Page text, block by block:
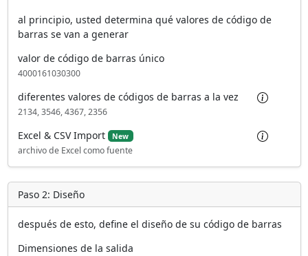
y
V
i
e
o
al principio, usted determina qué valores de código de
barras se van a generar
valor de código de barras único
4000161030300
diferentes valores de códigos de barras a la vez
2134, 3546, 4367, 2356
Excel & CSV Import New
archivo de Excel como fuente
Paso 2: Diseño
después de esto, define el diseño de su código de barras
Dimensiones de la salida